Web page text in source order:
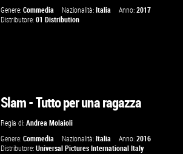
Genere:Commedia Nazionalità:Italia Anno:2017
Distributore:01 Distribution
Slam - Tutto per una ragazza
Regia di:Andrea Molaioli
Genere:Commedia Nazionalità:Italia Anno:2016
Distributore:Universal Pictures International Italy